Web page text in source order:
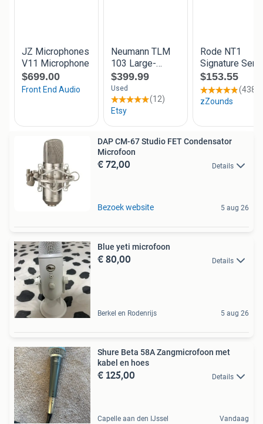
DAP CM-67 Studio FET Condensator
Microfoon
€ 72,00 Details
Bezoek website 5 aug 26
Blue yeti microfoon
€ 80,00 Details
Berkel en Rodenrijs 5 aug 26
Shure Beta 58A Zangmicrofoon met
kabel en hoes
€ 125,00 Details
Capelle aan den IJssel Vandaag